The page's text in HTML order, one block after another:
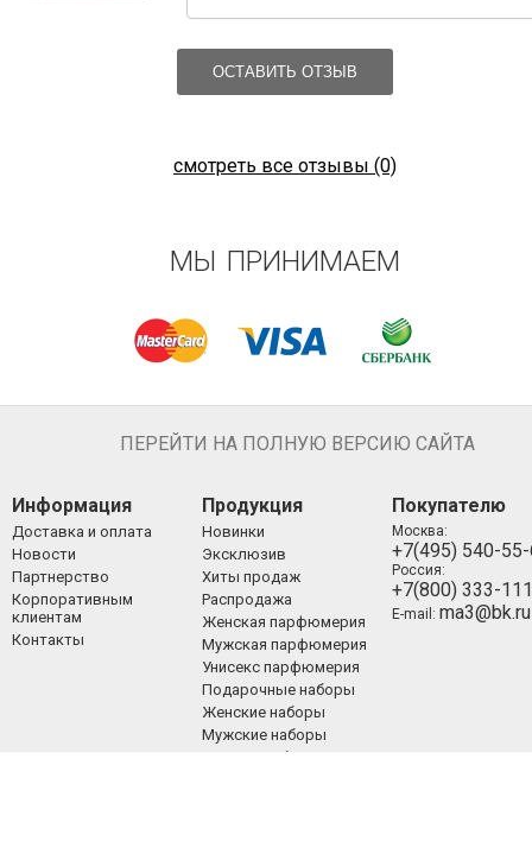
ОСТАВИТЬ ОТЗЫВ
смотреть все отзывы (0)
МЫ ПРИНИМАЕМ
ПЕРЕЙТИ НА ПОЛНУЮ ВЕРСИЮ САЙТА
Информация
Доставка и оплата
Новости
Партнерство
Корпоративным
клиентам
Контакты
Продукция
Новинки
Эксклюзив
Хиты продаж
Распродажа
Женская парфюмерия
Мужская парфюмерия
Унисекс парфюмерия
Подарочные наборы
Женские наборы
Мужские наборы
Унисекс наборы
Покупателю
Москва:
+7(495) 540-
Россия:
+7(800) 333-
E-mail: ma3@bk.ru